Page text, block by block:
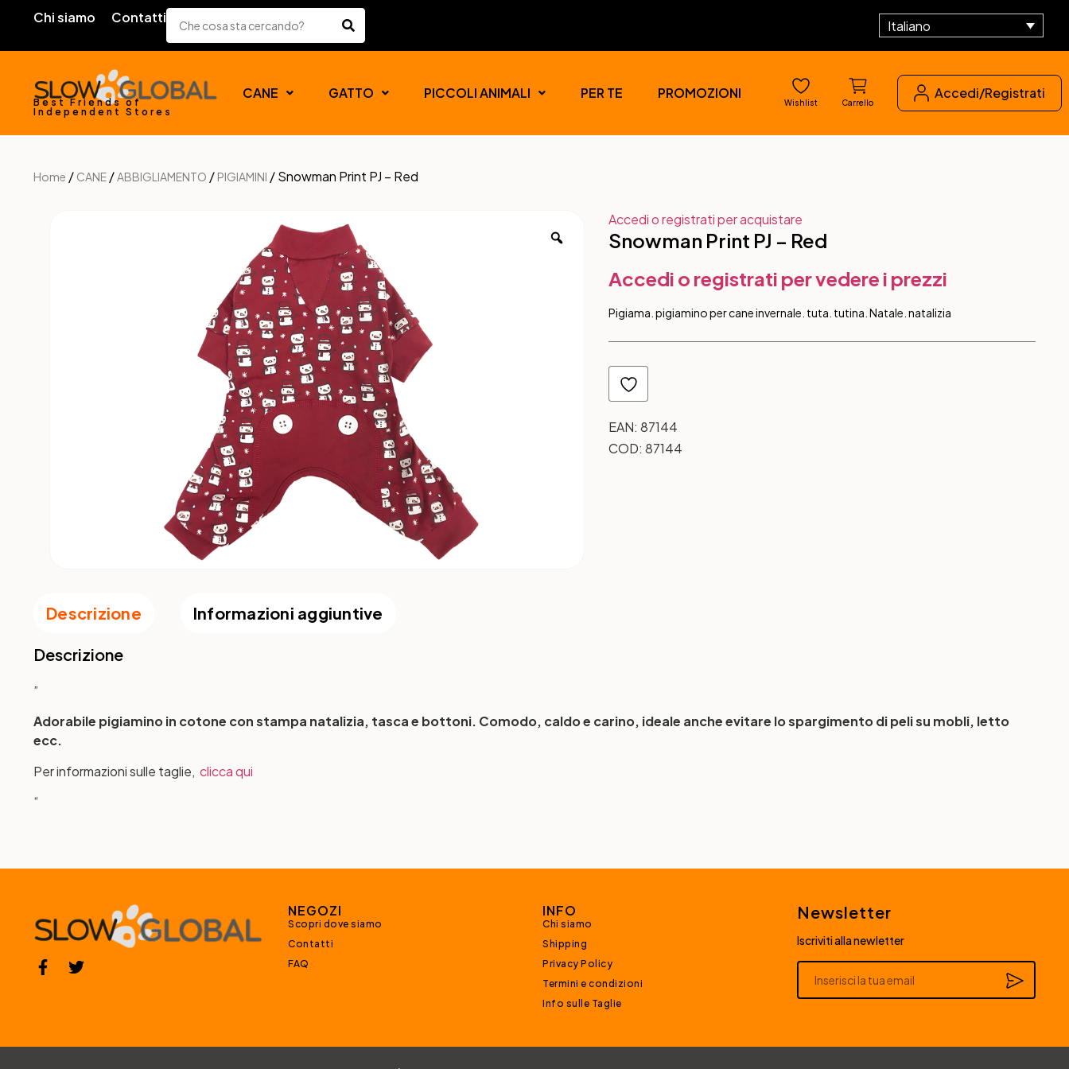
Chi siamo Contatti
Italiano
Best Friends of
Independent Stores
CANE GATTO PICCOLI ANIMALI PER TE PROMOZIONI
Wishlist Carrello
Accedi/Registrati
Home / CANE /ABBIGLIAMENTO / PIGIAMINI / Snowman Print PJ – Red
Accedi o registrati per acquistare
Snowman Print PJ – Red
Accedi o registrati per vedere i prezzi
Pigiama. pigiamino per cane invernale. tuta. tutina. Natale. natalizia
EAN: 87144
COD: 87144
Descrizione Informazioni aggiuntive
Descrizione
”
Adorabile pigiamino in cotone con stampa natalizia, tasca e bottoni. Comodo, caldo e carino, ideale anche evitare lo spargimento di peli su mobli, letto
ecc.
Per informazioni sulle taglie, clicca qui
“
NEGOZI
Scopri dove siamo
Contatti
FAQ
INFO
Chi siamo
Shipping
Privacy Policy
Termini e condizioni
Info sulle Taglie
Newsletter
Iscriviti alla newletter